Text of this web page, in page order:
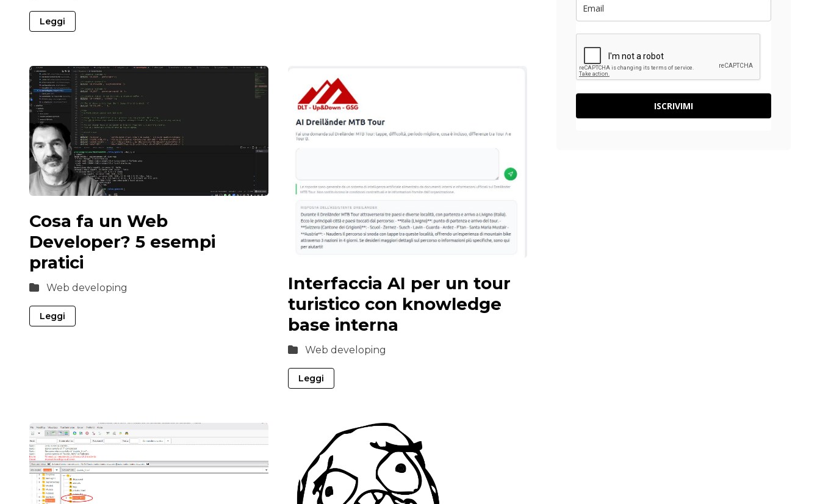
Leggi
Cosa fa un Web
Developer? 5 esempi
pratici
Web developing
Leggi
Interfaccia AI per un tour
turistico con knowledge
base interna
Web developing
Leggi
ISCRIVIMI